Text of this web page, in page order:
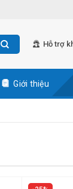
Hỗ trợ
Giới thiệu